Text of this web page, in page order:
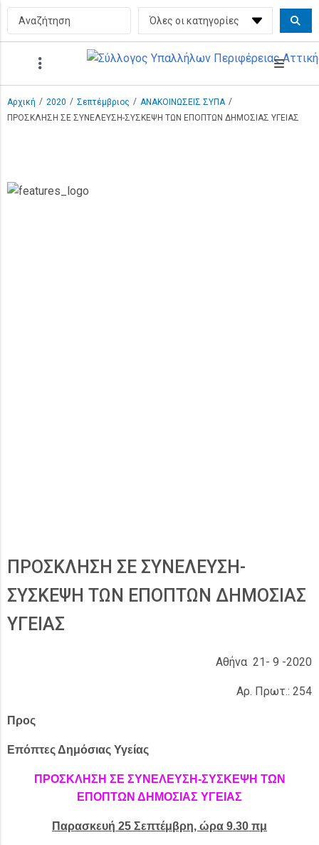
Αρχική / 2020 / Σεπτέμβριος / ΑΝΑΚΟΙΝΩΣΕΙΣ ΣΥΠΑ /
ΠΡΟΣΚΛΗΣΗ ΣΕ ΣΥΝΕΛΕΥΣΗ-ΣΥΣΚΕΨΗ ΤΩΝ ΕΠΟΠΤΩΝ ΔΗΜΟΣΙΑΣ ΥΓΕΙΑΣ
ΠΡΟΣΚΛΗΣΗ ΣΕ ΣΥΝΕΛΕΥΣΗ-
ΣΥΣΚΕΨΗ ΤΩΝ ΕΠΟΠΤΩΝ ΔΗΜΟΣΙΑΣ
ΥΓΕΙΑΣ
Αθήνα 21- 9 -2020
Αρ. Πρωτ.: 254
Προς
Επόπτες Δημόσιας Υγείας
ΠΡΟΣΚΛΗΣΗ ΣΕ ΣΥΝΕΛΕΥΣΗ-ΣΥΣΚΕΨΗ ΤΩΝ
ΕΠΟΠΤΩΝ ΔΗΜΟΣΙΑΣ ΥΓΕΙΑΣ
Παρασκευή 25 Σεπτέμβρη, ώρα 9.30 πμ